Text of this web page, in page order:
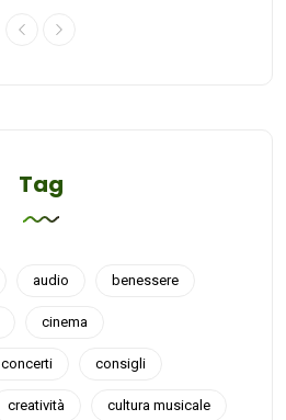
Tag
audio benessere
cinema
concerti consigli
creatività cultura musicale